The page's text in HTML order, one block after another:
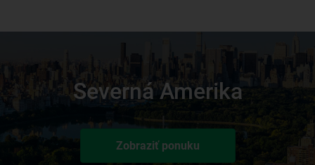
Severná Amerika
Zobraziť ponuku